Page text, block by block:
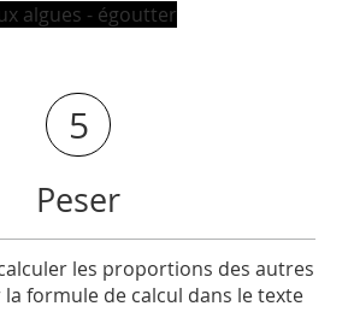
5
Peser
les proportions des autres
formule de calcul dans le texte